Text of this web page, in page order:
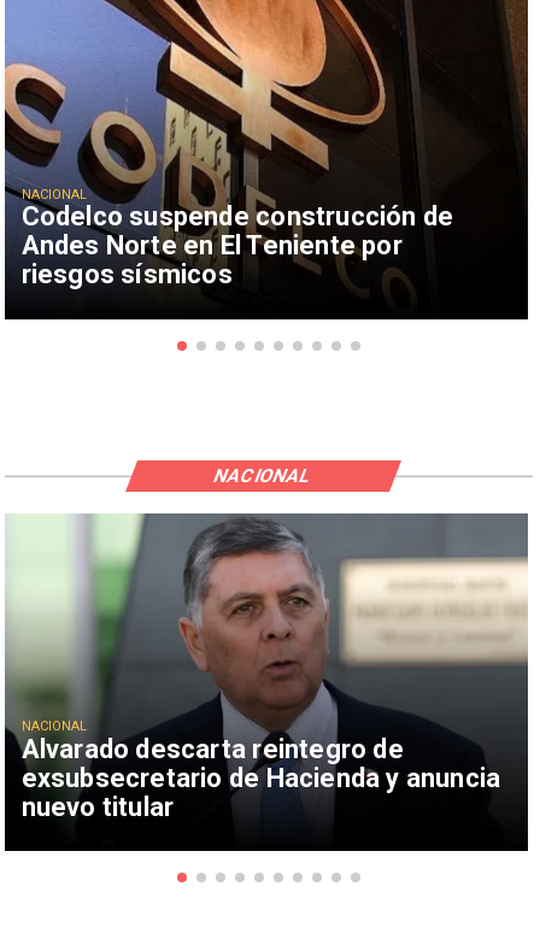
Codelco suspende construcción de
Andes Norte en El Teniente por
riesgos sísmicos
NACIONAL
Alvarado descarta reintegro de
exsubsecretario de Hacienda y anuncia
nuevo titular
NACIONAL
NACIONAL